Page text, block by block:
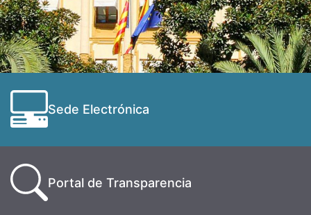
Sede Electrónica
Portal de Transparencia